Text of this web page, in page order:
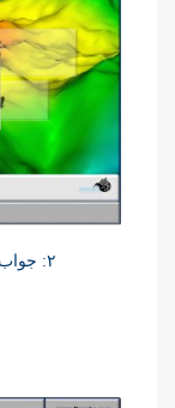
۲: جواب های پایه ای در الگوریتم سیمپلکس